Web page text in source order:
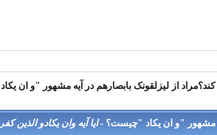
از لیزلقونک بابصارهم در آیه مشهور "و ان
مشهور "و ان یکاد "چیست؟ -ايا آيه وان يكادو الذين